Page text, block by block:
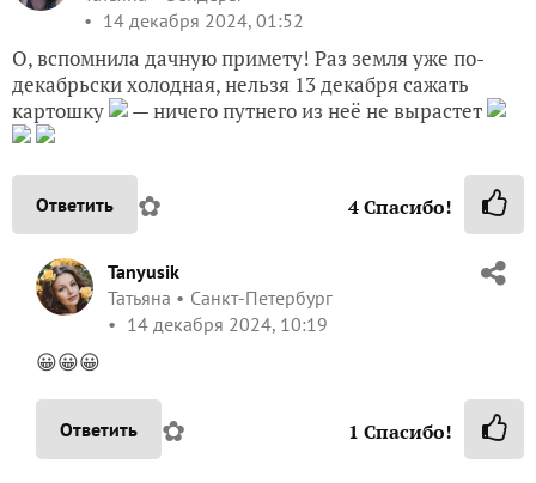
14 декабря 2024, 01:52
О, вспомнила дачную примету! Раз земля уже по-
декабрьски холодная, нельзя 13 декабря сажать
картошку
— ничего путнего из неё не вырастет
Ответить ✿ 4Спасибо!
Tanyusik
Татьяна
Санкт-Петербург
14 декабря 2024, 10:19
😀😀😀
Ответить ✿ 1 Спасибо!